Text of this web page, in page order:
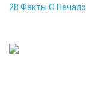
28 Факты О Начало